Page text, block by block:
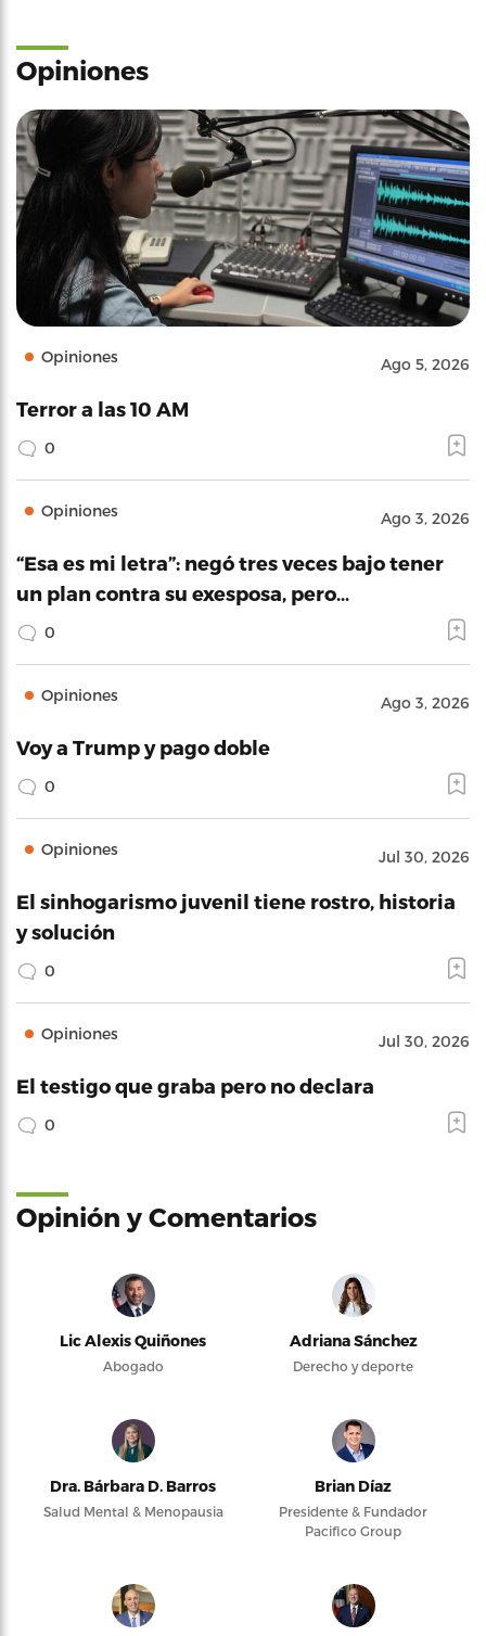
Opiniones
Opiniones Ago 5, 2026
Terror a las 10 AM
0
Opiniones Ago 3, 2026
“Esa es mi letra”: negó tres veces bajo tener
un plan contra su exesposa, pero…
0
Opiniones Ago 3, 2026
Voy a Trump y pago doble
0
Opiniones Jul 30, 2026
El sinhogarismo juvenil tiene rostro, historia
y solución
0
Opiniones Jul 30, 2026
El testigo que graba pero no declara
0
Opinión y Comentarios
Lic Alexis Quiñones
Abogado
Adriana Sánchez
Derecho y deporte
Dra. Bárbara D. Barros
Salud Mental & Menopausia
Brian Díaz
Presidente & Fundador
Pacifico Group